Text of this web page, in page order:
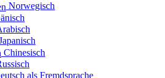
Norwegisch
Chinesisch
als Fremdsprache